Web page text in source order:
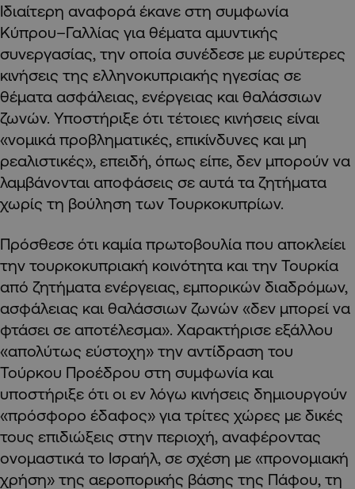
Ιδιαίτερη αναφορά έκανε στη συμφωνία
Κύπρου–Γαλλίας για θέματα αμυντικής
συνεργασίας, την οποία συνέδεσε με ευρύτερες
κινήσεις της ελληνοκυπριακής ηγεσίας σε
θέματα ασφάλειας, ενέργειας και θαλάσσιων
ζωνών. Υποστήριξε ότι τέτοιες κινήσεις είναι
«νομικά προβληματικές, επικίνδυνες και μη
ρεαλιστικές», επειδή, όπως είπε, δεν μπορούν να
λαμβάνονται αποφάσεις σε αυτά τα ζητήματα
χωρίς τη βούληση των Τουρκοκυπρίων.
Πρόσθεσε ότι καμία πρωτοβουλία που αποκλείει
την τουρκοκυπριακή κοινότητα και την Τουρκία
από ζητήματα ενέργειας, εμπορικών διαδρόμων,
ασφάλειας και θαλάσσιων ζωνών «δεν μπορεί να
φτάσει σε αποτέλεσμα». Χαρακτήρισε εξάλλου
«απολύτως εύστοχη» την αντίδραση του
Τούρκου Προέδρου στη συμφωνία και
υποστήριξε ότι οι εν λόγω κινήσεις δημιουργούν
«πρόσφορο έδαφος» για τρίτες χώρες με δικές
τους επιδιώξεις στην περιοχή, αναφέροντας
ονομαστικά το Ισραήλ, σε σχέση με «προνομιακή
χρήση» της αεροπορικής βάσης της Πάφου, τη